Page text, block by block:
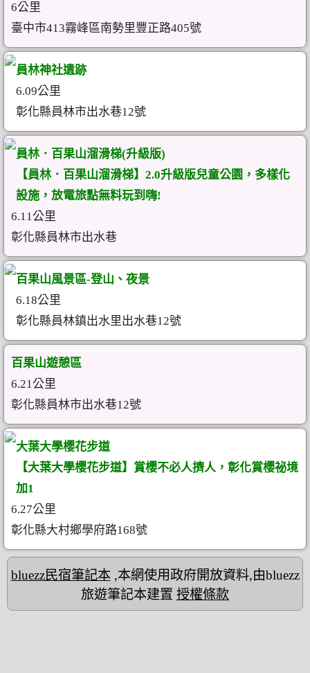
6公里
臺中市413霧峰區南勢里豐正路405號
員林神社遺跡
6.09公里
彰化縣員林市出水巷12號
員林．百果山溜滑梯(升級版)
【員林．百果山溜滑梯】2.0升級版兒童公園，多樣化
設施，放電旅點無料玩到嗨!
6.11公里
彰化縣員林市出水巷
百果山風景區-登山、夜景
6.18公里
彰化縣員林鎮出水里出水巷12號
百果山遊憩區
6.21公里
彰化縣員林市出水巷12號
大葉大學櫻花步道
【大葉大學櫻花步道】賞櫻不必人擠人，彰化賞櫻祕境
加1
6.27公里
彰化縣大村鄉學府路168號
bluezz民宿筆記本,本網使用政府開放資料,由bluezz
旅遊筆記本建置 授權條款